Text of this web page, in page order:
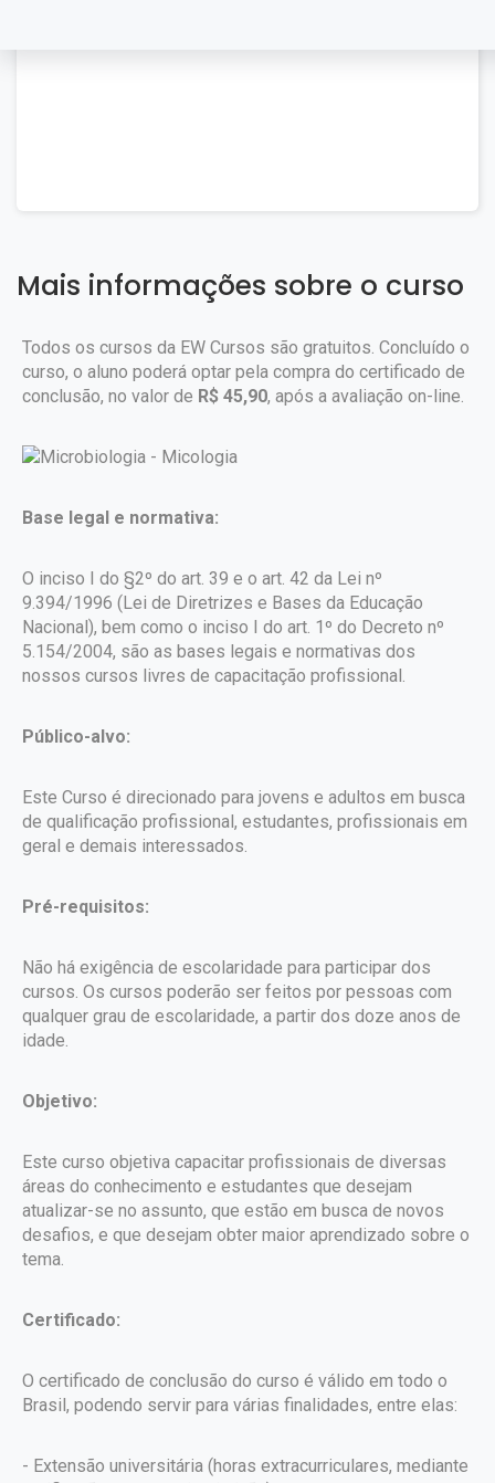
Mais informações sobre o curso
Todos os cursos da EW Cursos são gratuitos. Concluído o
curso, o aluno poderá optar pela compra do certificado de
conclusão, no valor de R$ 45,90, após a avaliação on-line.
Base legal e normativa:
O inciso I do §2º do art. 39 e o art. 42 da Lei nº
9.394/1996 (Lei de Diretrizes e Bases da Educação
Nacional), bem como o inciso I do art. 1º do Decreto nº
5.154/2004, são as bases legais e normativas dos
nossos cursos livres de capacitação profissional.
Público-alvo:
Este Curso é direcionado para jovens e adultos em busca
de qualificação profissional, estudantes, profissionais em
geral e demais interessados.
Pré-requisitos:
Não há exigência de escolaridade para participar dos
cursos. Os cursos poderão ser feitos por pessoas com
qualquer grau de escolaridade, a partir dos doze anos de
idade.
Objetivo:
Este curso objetiva capacitar profissionais de diversas
áreas do conhecimento e estudantes que desejam
atualizar-se no assunto, que estão em busca de novos
desafios, e que desejam obter maior aprendizado sobre o
tema.
Certificado:
O certificado de conclusão do curso é válido em todo o
Brasil, podendo servir para várias finalidades, entre elas:
- Extensão universitária (horas extracurriculares, mediante